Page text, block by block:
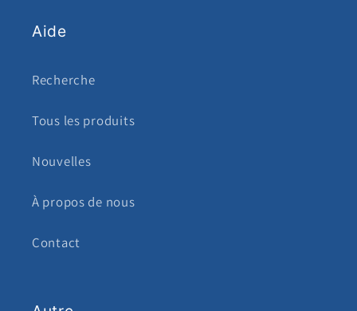
Aide
Recherche
Tous les produits
Nouvelles
À propos de nous
Contact